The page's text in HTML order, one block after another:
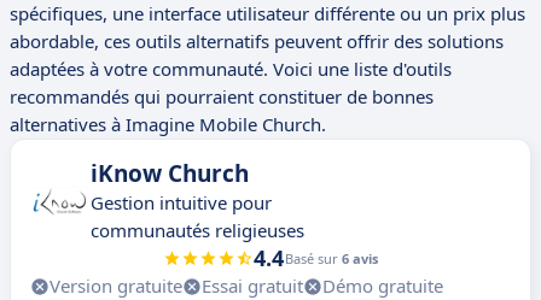
spécifiques, une interface utilisateur différente ou un prix plus
abordable, ces outils alternatifs peuvent offrir des solutions
adaptées à votre communauté. Voici une liste d'outils
recommandés qui pourraient constituer de bonnes
alternatives à Imagine Mobile Church.
iKnow Church
Gestion intuitive pour
communautés religieuses
4.4Basé sur 6 avis
Version gratuite Essai gratuit
Démo gratuite